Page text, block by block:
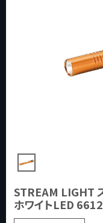
STREAM LIGHT
ホワイトLED